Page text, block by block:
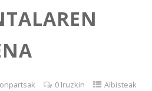
0 Iruzkin Albisteak